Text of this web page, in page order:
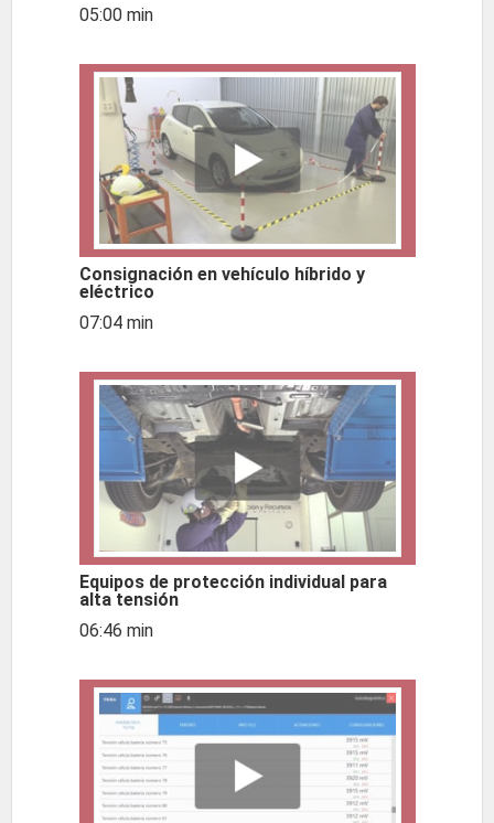
05:00 min
Consignación en vehículo híbrido y
eléctrico
07:04 min
Equipos de protección individual para
alta tensión
06:46 min